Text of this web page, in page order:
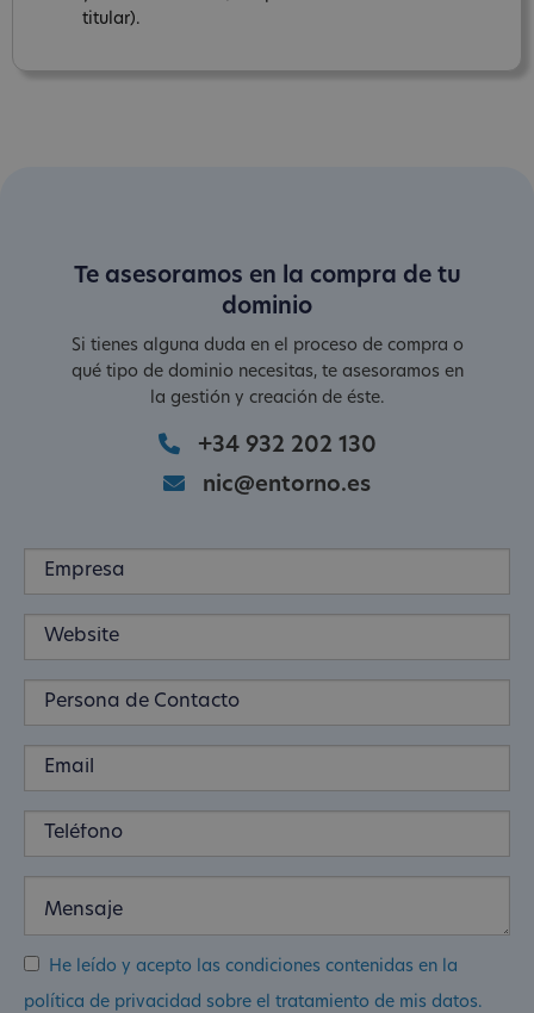
titular).
Te asesoramos en la compra de tu
dominio
Si tienes alguna duda en el proceso de compra o
qué tipo de dominio necesitas, te asesoramos en
la gestión y creación de éste.
+34 932 202 130
nic@entorno.es
He leído y acepto las condiciones contenidas en la
política de privacidad sobre el tratamiento de mis datos.